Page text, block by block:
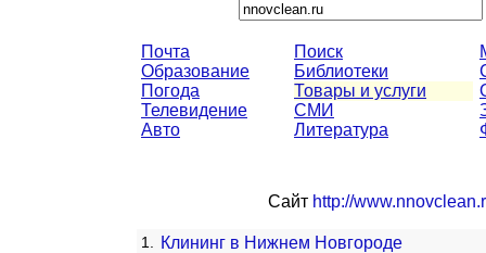
Почта
Образование
Погода
Телевидение
Авто
Поиск
Библиотеки
Товары и услуги
СМИ
Литература
Сайт http://
1. Клининг в Нижнем Новгороде